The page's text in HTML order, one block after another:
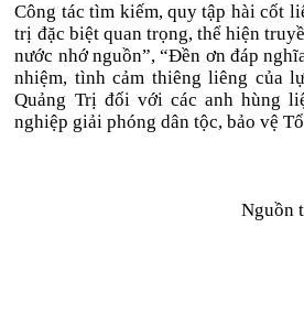
Công tác tìm kiếm, quy tập hài cốt
trị đặc biệt quan trọng, thể hiện
nước nhớ nguồn”, “Đền ơn đáp
nhiệm, tình cảm thiêng liêng của
Quảng Trị đối với các anh hùng
nghiệp giải phóng dân tộc, bảo vệ
Nguồn